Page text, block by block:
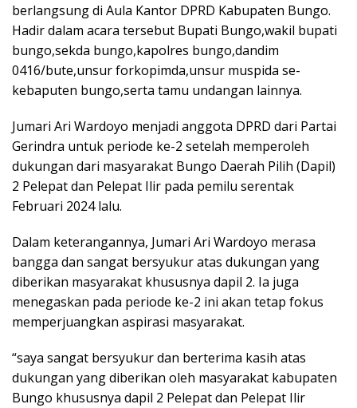
berlangsung di Aula Kantor DPRD Kabupaten Bungo.
Hadir dalam acara tersebut Bupati Bungo,wakil bupati
bungo,sekda bungo,kapolres bungo,dandim
0416/bute,unsur forkopimda,unsur muspida se-
kebaputen bungo,serta tamu undangan lainnya.
Jumari Ari Wardoyo menjadi anggota DPRD dari Partai
Gerindra untuk periode ke-2 setelah memperoleh
dukungan dari masyarakat Bungo Daerah Pilih (Dapil)
2 Pelepat dan Pelepat Ilir pada pemilu serentak
Februari 2024 lalu.
Dalam keterangannya, Jumari Ari Wardoyo merasa
bangga dan sangat bersyukur atas dukungan yang
diberikan masyarakat khususnya dapil 2. Ia juga
menegaskan pada periode ke-2 ini akan tetap fokus
memperjuangkan aspirasi masyarakat.
“saya sangat bersyukur dan berterima kasih atas
dukungan yang diberikan oleh masyarakat kabupaten
Bungo khususnya dapil 2 Pelepat dan Pelepat Ilir